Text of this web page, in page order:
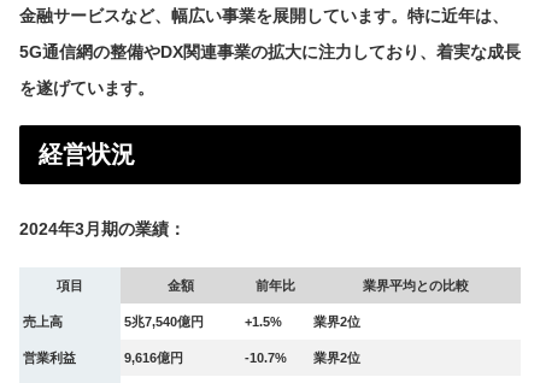
金融サービスなど、幅広い事業を展開しています。特に近年は、
5G通信網の整備やDX関連事業の拡大に注力しており、着実な成長
を遂げています。
経営状況
2024年3月期の業績：
項目 金額 前年比 業界平均との比較
売上高 5兆7,540億円 +1.5% 業界2位
営業利益 9,616億円 -10.7% 業界2位